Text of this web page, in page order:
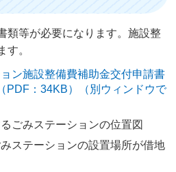
類等が必要になります。施設整
す。
ン施設整備費補助金交付申請書
PDF：34KB）（別ウィンドウで
ごみステーションの位置図
ステーションの設置場所が借地